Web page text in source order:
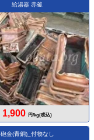
給湯器 赤釜
1,900 円/kg(税込)
砲金(青銅)_付物なし